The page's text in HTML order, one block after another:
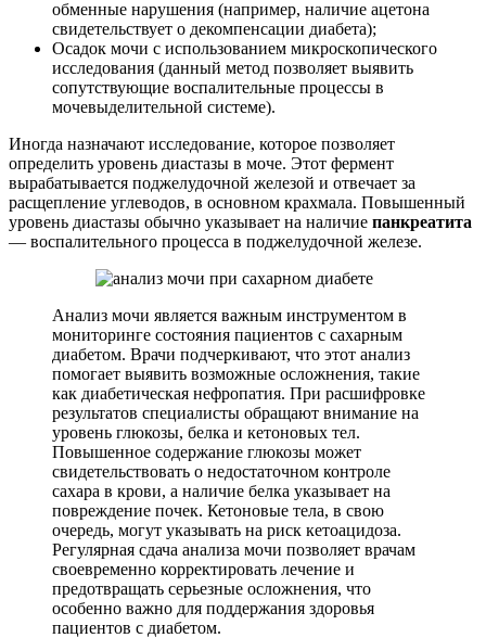
обменные нарушения (например, наличие ацетона
свидетельствует о декомпенсации диабета);
Осадок мочи с использованием микроскопического
исследования (данный метод позволяет выявить
сопутствующие воспалительные процессы в
мочевыделительной системе).
Иногда назначают исследование, которое позволяет
определить уровень диастазы в моче. Этот фермент
вырабатывается поджелудочной железой и отвечает за
расщепление углеводов, в основном крахмала. Повышенный
уровень диастазы обычно указывает на наличие панкреатита
— воспалительного процесса в поджелудочной железе.
Анализ мочи является важным инструментом в
мониторинге состояния пациентов с сахарным
диабетом. Врачи подчеркивают, что этот анализ
помогает выявить возможные осложнения, такие
как диабетическая нефропатия. При расшифровке
результатов специалисты обращают внимание на
уровень глюкозы, белка и кетоновых тел.
Повышенное содержание глюкозы может
свидетельствовать о недостаточном контроле
сахара в крови, а наличие белка указывает на
повреждение почек. Кетоновые тела, в свою
очередь, могут указывать на риск кетоацидоза.
Регулярная сдача анализа мочи позволяет врачам
своевременно корректировать лечение и
предотвращать серьезные осложнения, что
особенно важно для поддержания здоровья
пациентов с диабетом.